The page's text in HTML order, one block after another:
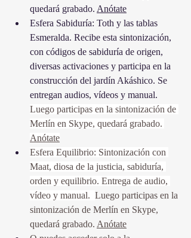
quedará grabado. Anótate
Esfera Sabiduría: Toth y las tablas
Esmeralda. Recibe esta sintonización,
con códigos de sabiduría de origen,
diversas activaciones y participa en la
construcción del jardín Akáshico. Se
entregan audios, vídeos y manual.
Luego participas en la sintonización de
Merlín en Skype, quedará grabado.
Anótate
Esfera Equilibrio: Sintonización con
Maat, diosa de la justicia, sabiduría,
orden y equilibrio. Entrega de audio,
vídeo y manual. Luego participas en la
sintonización de Merlín en Skype,
quedará grabado. Anótate